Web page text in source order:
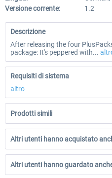
Versione corrente:
1.2
Descrizione
After releasing the four
package: It's peppered with...
Requisiti di sistema
altro
Prodotti simili
Altri utenti hanno acquistato
Altri utenti hanno guardato